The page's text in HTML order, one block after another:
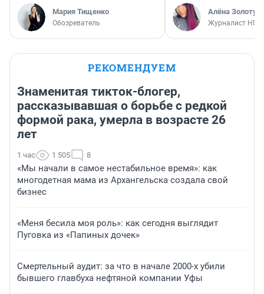
Мария Тищенко
Обозреватель
Алёна
Журналист НГС
РЕКОМЕНДУЕМ
Знаменитая тикток-блогер,
рассказывавшая о борьбе с редкой
формой рака, умерла в возрасте 26
лет
1 час 1 505 8
«Мы начали в самое нестабильное время»: как
многодетная мама из Архангельска создала свой
бизнес
«Меня бесила моя роль»: как сегодня выглядит
Пуговка из «Папиных дочек»
Смертельный аудит: за что в начале 2000-х убили
бывшего главбуха нефтяной компании Уфы